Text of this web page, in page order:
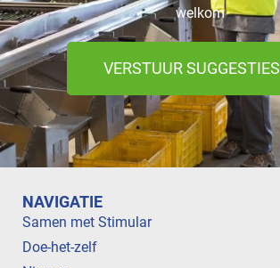
welkom
VERSTUUR SUGGESTIES
NAVIGATIE
Samen met Stimular
Doe-het-zelf